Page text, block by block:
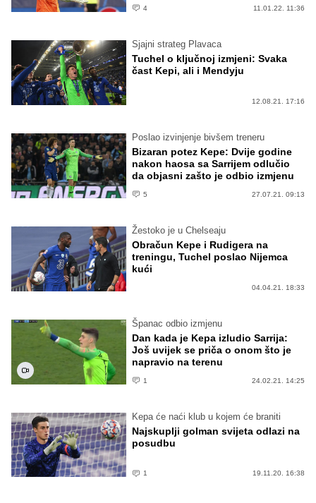
4 11.01.22. 11:36
Sjajni strateg Plavaca
Tuchel o ključnoj izmjeni: Svaka
čast Kepi, ali i Mendyju
12.08.21. 17:16
Poslao izvinjenje bivšem treneru
Bizaran potez Kepe: Dvije godine
nakon haosa sa Sarrijem odlučio
da objasni zašto je odbio izmjenu
5 27.07.21. 09:13
Žestoko je u Chelseaju
Obračun Kepe i Rudigera na
treningu, Tuchel poslao Nijemca
kući
04.04.21. 18:33
Španac odbio izmjenu
Dan kada je Kepa izludio Sarrija:
Još uvijek se priča o onom što je
napravio na terenu
1 24.02.21. 14:25
Kepa će naći klub u kojem će braniti
Najskuplji golman svijeta odlazi na
posudbu
1 19.11.20. 16:38